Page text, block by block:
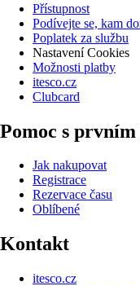
Přístupnost
Podívejte se, kam
Poplatek za službu
Nastavení Cookies
Možnosti platby
itesco.cz
Clubcard
Pomoc s
Jak nakupovat
Registrace
Rezervace času
Oblíbené
Kontakt
itesco.cz